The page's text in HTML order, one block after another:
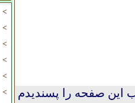
>
>
>
>
>
>
این صفحه را پسندیدم